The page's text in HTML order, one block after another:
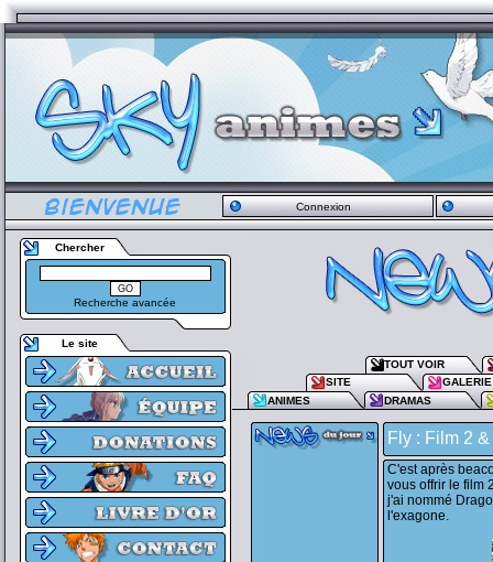
Connexion
Chercher
Recherche avancée
Le site
TOUT VOIR
SITE
GALERIE
ANIMES
DRAMAS
Fly : Film 2 &
C'est après
vous offrir le film
j'ai nommé
l'exagone.